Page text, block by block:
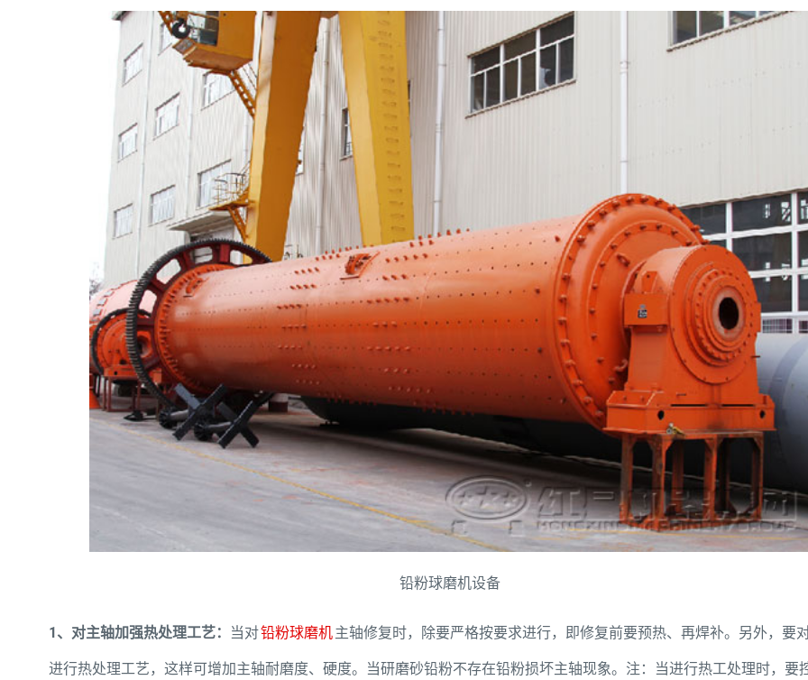
铅粉球磨机设备
1、对主轴加强热处理工艺： 当对铅粉球磨机主轴修复时，除要严格按要求进行，即修复前要预热、再焊补。另外，要
进行热处理工艺，这样可增加主轴耐磨度、硬度。当研磨砂铅粉不存在铅粉损坏主轴现象。注：当进行热工处理时，要